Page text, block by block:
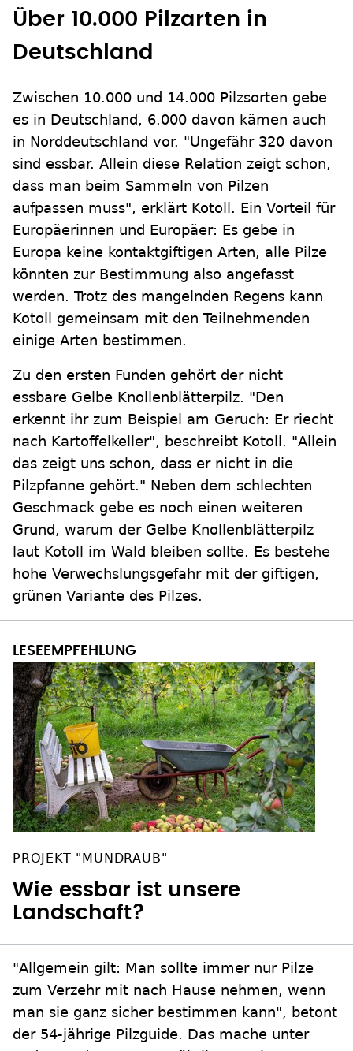
Über 10.000 Pilzarten in
Deutschland
Zwischen 10.000 und 14.000 Pilzsorten gebe
es in Deutschland, 6.000 davon kämen auch
in Norddeutschland vor. "Ungefähr 320 davon
sind essbar. Allein diese Relation zeigt schon,
dass man beim Sammeln von Pilzen
aufpassen muss", erklärt Kotoll. Ein Vorteil für
Europäerinnen und Europäer: Es gebe in
Europa keine kontaktgiftigen Arten, alle Pilze
könnten zur Bestimmung also angefasst
werden. Trotz des mangelnden Regens kann
Kotoll gemeinsam mit den Teilnehmenden
einige Arten bestimmen.
Zu den ersten Funden gehört der nicht
essbare Gelbe Knollenblätterpilz. "Den
erkennt ihr zum Beispiel am Geruch: Er riecht
nach Kartoffelkeller", beschreibt Kotoll. "Allein
das zeigt uns schon, dass er nicht in die
Pilzpfanne gehört." Neben dem schlechten
Geschmack gebe es noch einen weiteren
Grund, warum der Gelbe Knollenblätterpilz
laut Kotoll im Wald bleiben sollte. Es bestehe
hohe Verwechslungsgefahr mit der giftigen,
grünen Variante des Pilzes.
PROJEKT "MUNDRAUB"
Wie essbar ist unsere
Landschaft?
"Allgemein gilt: Man sollte immer nur Pilze
zum Verzehr mit nach Hause nehmen, wenn
man sie ganz sicher bestimmen kann", betont
der 54-jährige Pilzguide. Das mache unter